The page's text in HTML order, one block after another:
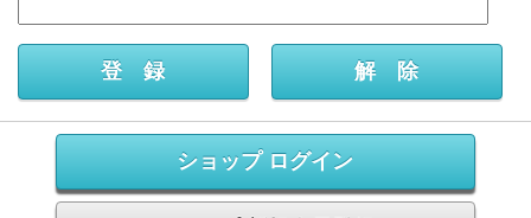
ショップ ログイン